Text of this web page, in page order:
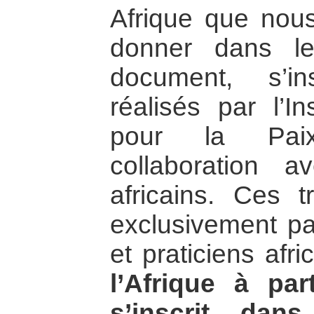
Afrique que
donner dans
document,
réalisés par
pour la
collaboration
africains. Ces
exclusivement
et praticiens
l’Afrique à